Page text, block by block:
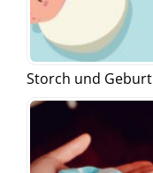
Storch und Geburt